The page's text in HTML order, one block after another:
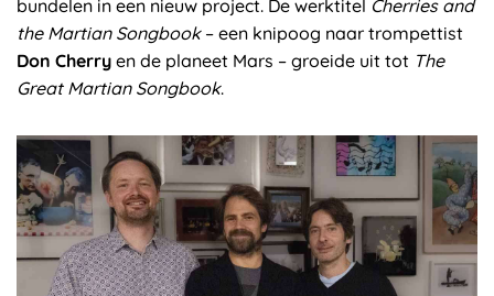
bundelen in een nieuw project. De werktitel Cherries and
the Martian Songbook– een knipoog naar trompettist
Don Cherry en de planeet Mars – groeide uit tot The
Great Martian Songbook.